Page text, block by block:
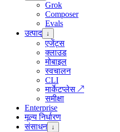
Grok
Composer
Evals
उत्पाद ↓
एजेंट्स
क्लाउड
मोबाइल
स्वचालन
CLI
मार्केटप्लेस ↗
समीक्षा
Enterprise
मूल्य निर्धारण
संसाधन ↓